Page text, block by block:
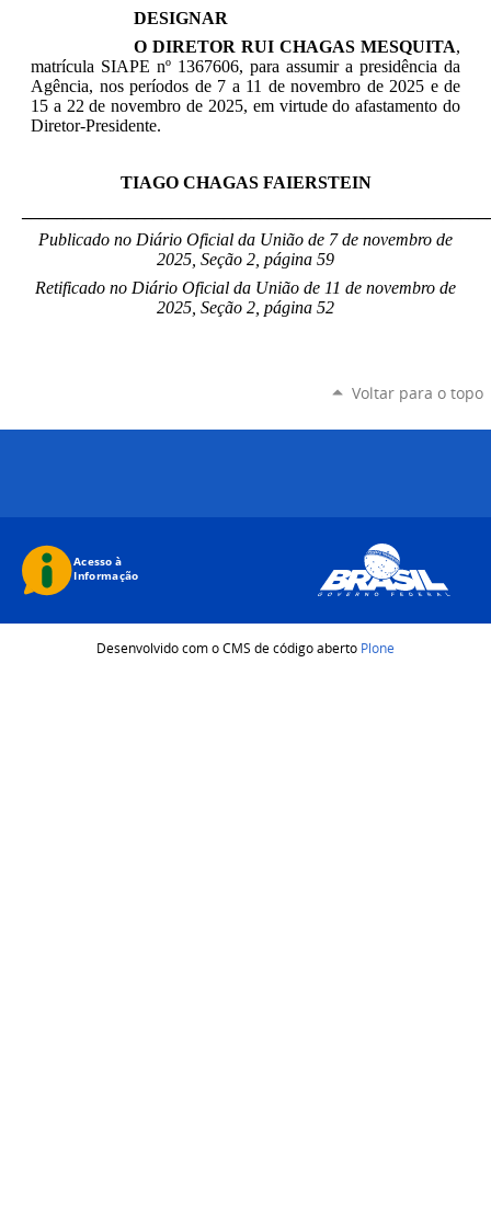
DESIGNAR
O DIRETOR RUI CHAGAS MESQUITA,
matrícula SIAPE nº 1367606, para assumir a presidência da
Agência, nos períodos de 7 a 11 de novembro de 2025 e de
15 a 22 de novembro de 2025, em virtude do afastamento do
Diretor-Presidente.
TIAGO CHAGAS FAIERSTEIN
Publicado no Diário Oficial da União de 7 de novembro de
2025, Seção 2, página 59
Retificado no Diário Oficial da União de 11 de novembro de
2025, Seção 2, página 52
Voltar para o topo
Desenvolvido com o CMS de código aberto Plone